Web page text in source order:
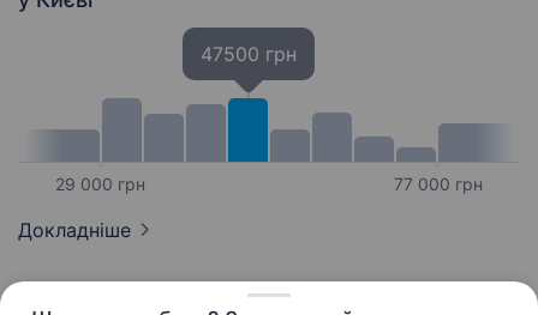
29 000 грн
47500 грн
77 000 грн
Докладніше